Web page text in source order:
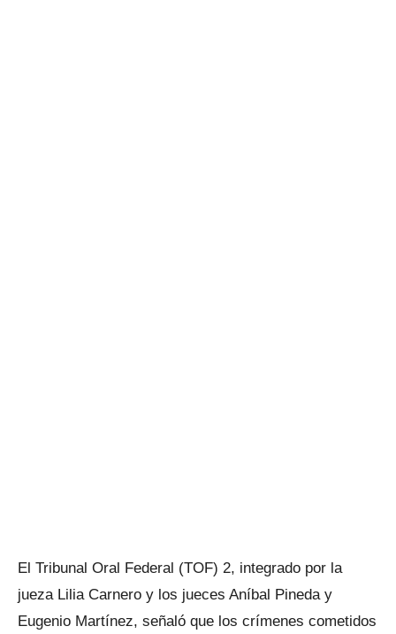
El Tribunal Oral Federal (TOF) 2, integrado por la
jueza Lilia Carnero y los jueces Aníbal Pineda y
Eugenio Martínez, señaló que los crímenes cometidos